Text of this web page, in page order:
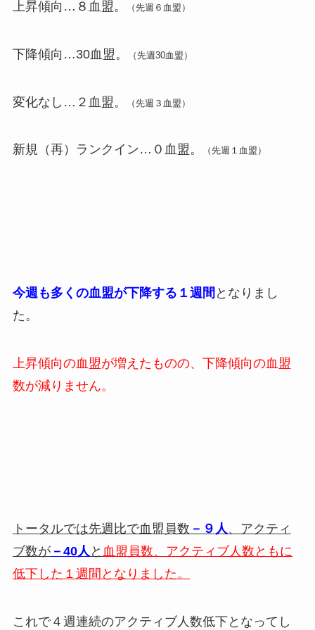
上昇傾向…８血盟。 （先週６血盟）
下降傾向…30血盟。 （先週30血盟）
変化なし…２血盟。 （先週３血盟）
新規（再）ランクイン…０血盟。 （先週１血盟）
今週も多くの血盟が下降する１週間 となりまし
た。
上昇傾向の血盟が増えたものの、下降傾向の血盟
数が減りません。
トータルでは先週比で血盟員数 －９人、アクティ
ブ数が－40人 と 血盟員数、アクティブ人数ともに
低下した１週間となりました。
これで４週連続のアクティブ人数低下となってし